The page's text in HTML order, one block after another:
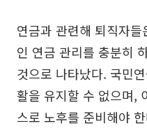
연금과 관련해 퇴직자
인 연금 관리를 충분히
것으로 나타났다. 국민
활을 유지할 수 없으며,
스로 노후를 준비해야